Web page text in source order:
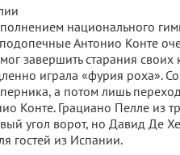
национального
Антонио Конте
завершить старания своих
играла «фурия роха».
а потом лишь
Конте. Грациано Пелле из
угол ворот, но Давид Де
гостей из Испании.